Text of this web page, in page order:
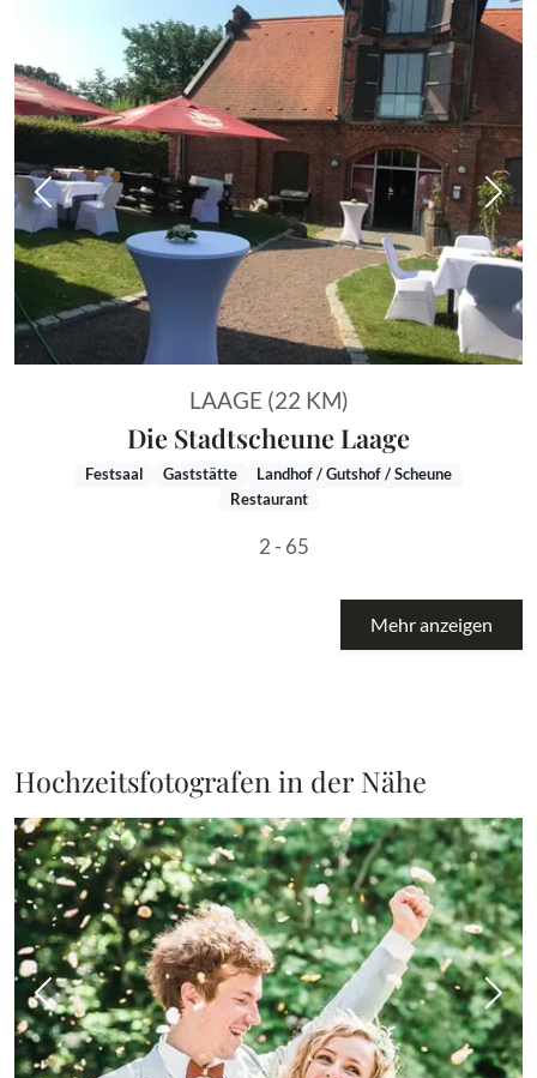
Vorheriges Bild
LAAGE (22 KM)
Die Stadtscheune Laage
Festsaal Gaststätte
Landhof / Gutshof / Scheune
Restaurant
2 - 65
Mehr anzeigen
Hochzeitsfotografen in der Nähe
Vorheriges Bild